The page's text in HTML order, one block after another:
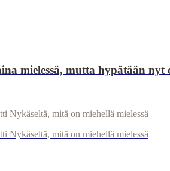
mielessä, mutta hypätään nyt
Nykäseltä, mitä on miehellä mielessä
Nykäseltä, mitä on miehellä mielessä